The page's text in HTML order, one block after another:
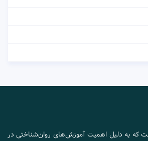
که به دلیل اهمیت آموزش‌های روان‌شناختی در